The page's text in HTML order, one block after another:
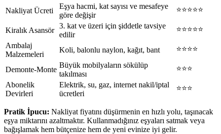
Nakliyat Ücreti
Eşya hacmi, kat sayısı ve mesafeye
göre değişir
⭐⭐⭐⭐⭐
Kiralık Asansör
3. kat ve üzeri için şiddetle tavsiye
edilir
⭐⭐⭐⭐⭐
Ambalaj
Malzemeleri
Koli, balonlu naylon, kağıt, bant ⭐⭐⭐⭐
Demonte-Monte
Büyük mobilyaların sökülüp
takılması
⭐⭐⭐
Abonelik
Devirleri
Elektrik, su, gaz, internet nakil/iptal
ücretleri
⭐⭐⭐
Pratik İpucu: Nakliyat fiyatını düşürmenin en hızlı yolu, taşınacak
eşya miktarını azaltmaktır. Kullanmadığınız eşyaları satmak veya
bağışlamak hem bütçenize hem de yeni evinize iyi gelir.